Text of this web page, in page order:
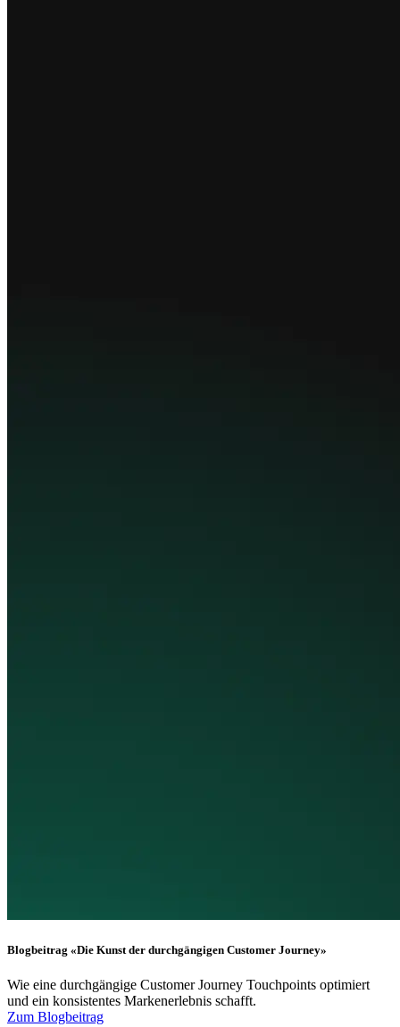
Blogbeitrag «Die Kunst der durchgängigen Customer Journey»
Wie eine durchgängige Customer Journey Touchpoints optimiert
und ein konsistentes Markenerlebnis schafft.
Zum Blogbeitrag